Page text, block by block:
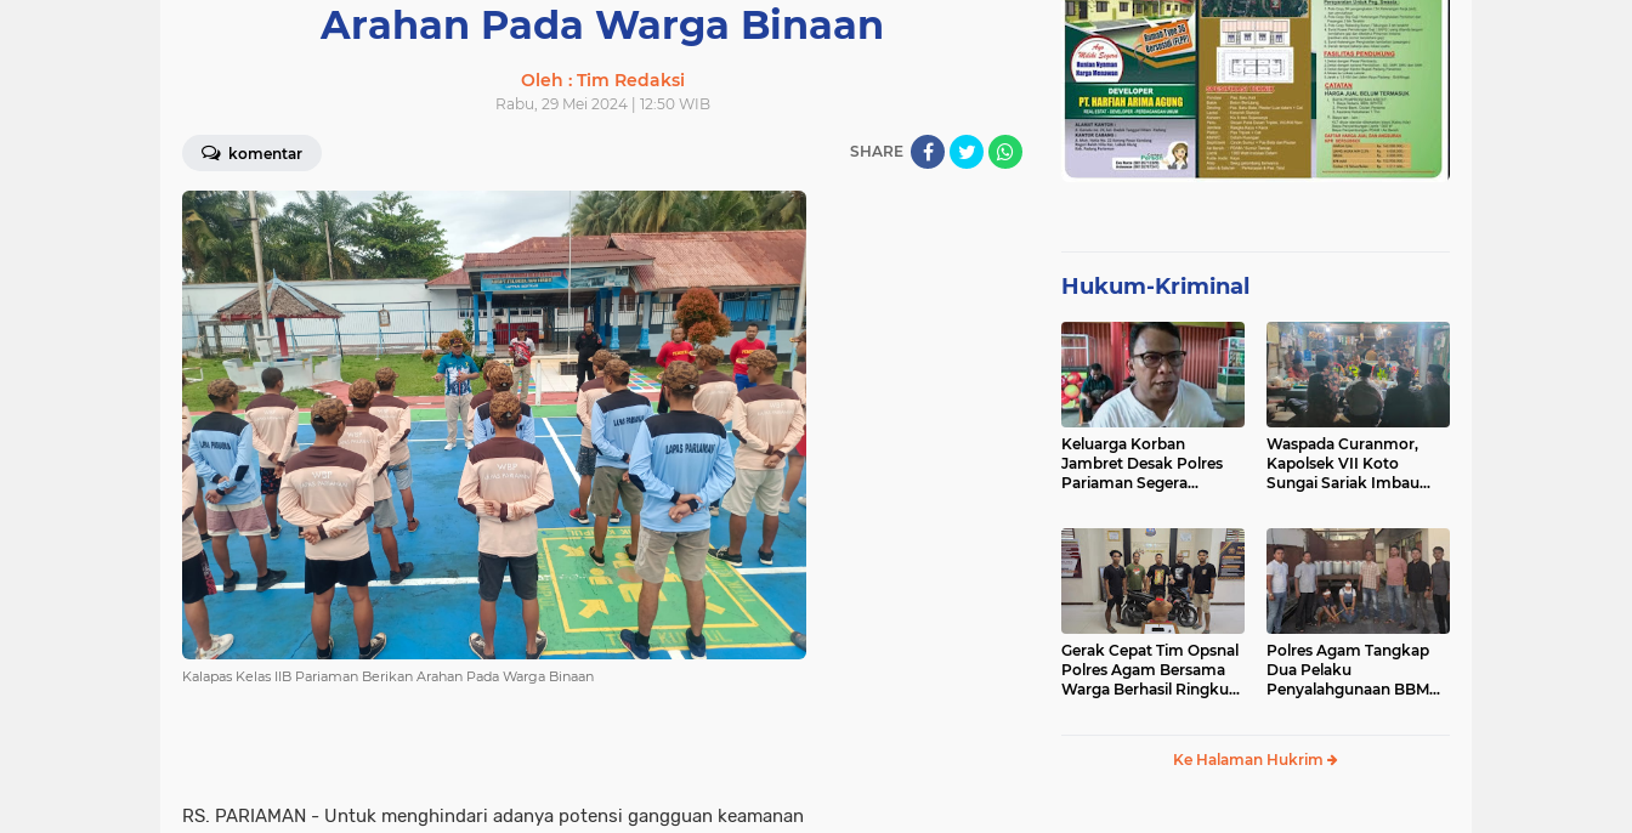
Arahan Pada Warga Binaan
Oleh : Tim Redaksi
Rabu, 29 Mei 2024 | 12:50 WIB
komentar SHARE
Kalapas Kelas IIB Pariaman Berikan Arahan Pada Warga Binaan
RS. PARIAMAN - Untuk menghindari adanya potensi gangguan keamanan
Hukum-Kriminal
Keluarga Korban
Jambret Desak Polres
Pariaman Segera
Waspada Curanmor,
Kapolsek VII Koto
Sungai Sariak Imbau
Gerak Cepat Tim Opsnal
Polres Agam Bersama
Warga Berhasil Ringkus
Polres Agam Tangkap
Dua Pelaku
Penyalahgunaan BBM
Ke Halaman Hukrim